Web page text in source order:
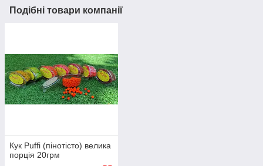
Подібні товари компанії
Кук Puffi (пінотісто) велика
порція 20грм